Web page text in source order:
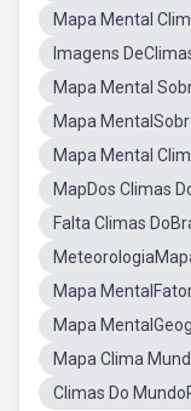
Mapa Mental
Imagens
Mapa Mental
Mapa
Mapa Mental
MapDos Climas
Falta Climas
Mapa
Mapa
Mapa Clima
Climas Do